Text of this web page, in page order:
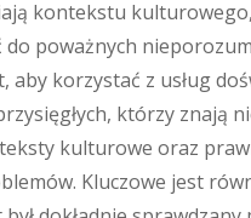
kontekstu
do poważnych
aby korzystać z usług
którzy znają
kulturowe oraz
Kluczowe jest